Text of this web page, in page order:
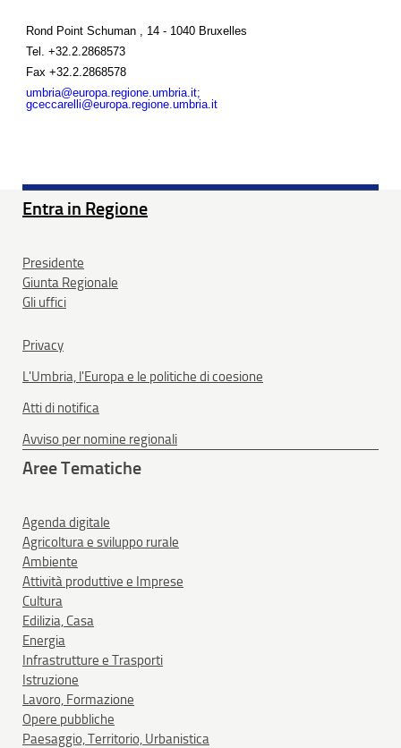
Rond Point Schuman , 14 - 1040 Bruxelles
Tel. +32.2.2868573
Fax +32.2.2868578
umbria@europa.regione.umbria.it;
gceccarelli@europa.regione.umbria.it
Entra in Regione
Presidente
Giunta Regionale
Gli uffici
Privacy
L'Umbria, l'Europa e le politiche di coesione
Atti di notifica
Avviso per nomine regionali
Aree Tematiche
Agenda digitale
Agricoltura e sviluppo rurale
Ambiente
Attività produttive e Imprese
Cultura
Edilizia, Casa
Energia
Infrastrutture e Trasporti
Istruzione
Lavoro, Formazione
Opere pubbliche
Paesaggio, Territorio, Urbanistica